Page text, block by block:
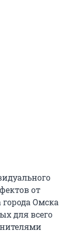
от
города Омска
для всего